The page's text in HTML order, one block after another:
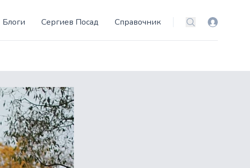
Блоги Сергиев Посад Справочник Поиск Вход